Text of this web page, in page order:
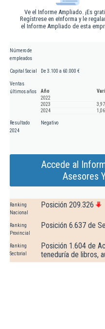
Ve el Informe Ampliado. ¡Es
Regístrese en eInforma y le
el Informe Ampliado de esta
Número de
empleados
Capital Social De 3.100 a 60.000 €
Ventas
últimos años
Año
2022
2023
2024
Resultado
2024
Negativo
Accede al
Asesores
Ranking
Nacional
Posición 209.326
Ranking
Provincial
Posición 6.637 de
Ranking
Sectorial
Posición 1.604 de
teneduría de libros,